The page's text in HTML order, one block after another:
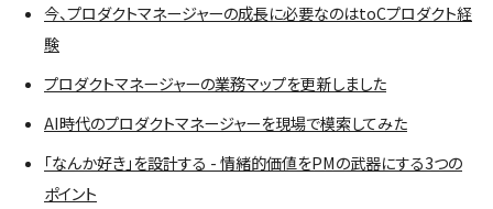
今、プロダクトマネージャーの成長に必要なのはtoCプロダクト経
験
プロダクトマネージャーの業務マップを更新しました
AI時代のプロダクトマネージャーを現場で模索してみた
「なんか好き」を設計する - 情緒的価値をPMの武器にする3つの
ポイント